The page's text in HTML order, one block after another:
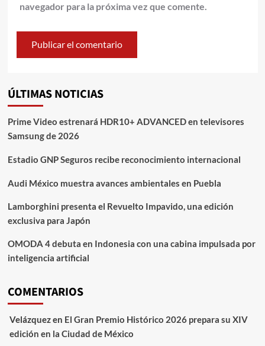
navegador para la próxima vez que comente.
ÚLTIMAS NOTICIAS
Prime Video estrenará HDR10+ ADVANCED en televisores
Samsung de 2026
Estadio GNP Seguros recibe reconocimiento internacional
Audi México muestra avances ambientales en Puebla
Lamborghini presenta el Revuelto Impavido, una edición
exclusiva para Japón
OMODA 4 debuta en Indonesia con una cabina impulsada por
inteligencia artificial
COMENTARIOS
Velázquezen El Gran Premio Histórico 2026 prepara su XIV
edición en la Ciudad de México